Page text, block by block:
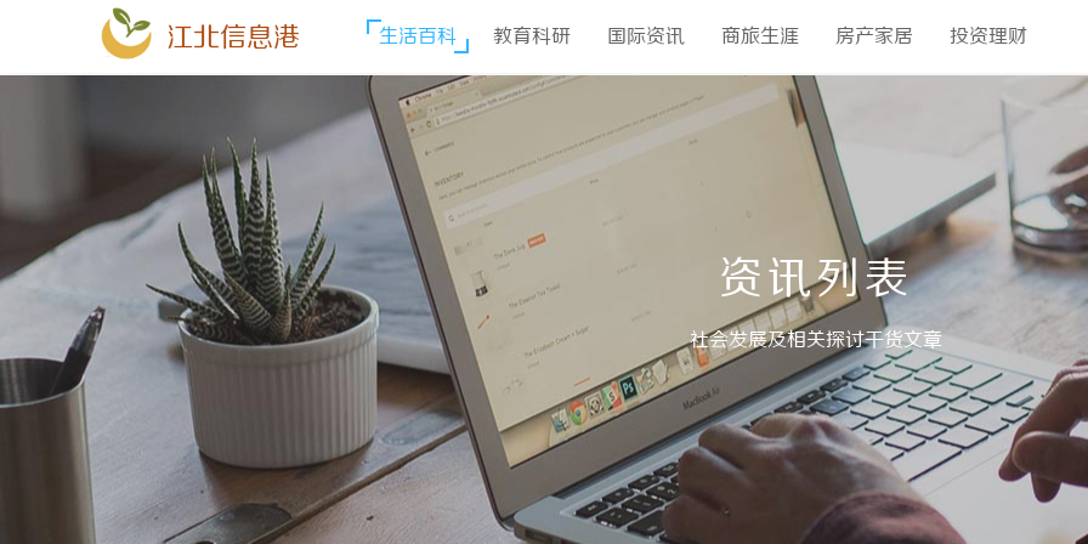
江北信息港 生活百科 教育科研 国际资讯 商旅生涯 房产家居 投资理财
资讯列表
社会发展及相关探讨干货文章